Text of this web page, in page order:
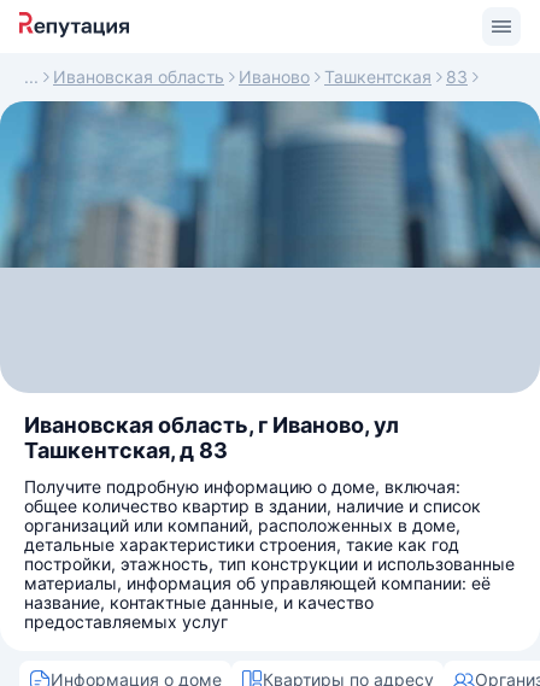
Ивановская область Иваново Ташкентская 83
Ивановская область, г Иваново, ул
Ташкентская, д 83
Получите подробную информацию о доме, включая:
общее количество квартир в здании, наличие и список
организаций или компаний, расположенных в доме,
детальные характеристики строения, такие как год
постройки, этажность, тип конструкции и использованные
материалы, информация об управляющей компании: её
название, контактные данные, и качество
предоставляемых услуг
Информация о доме Квартиры по адресу